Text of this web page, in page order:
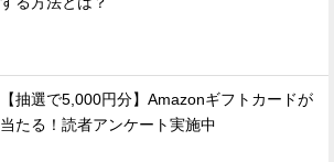
【抽選で5,000円分】Amazonギフトカードが
当たる！読者アンケート実施中